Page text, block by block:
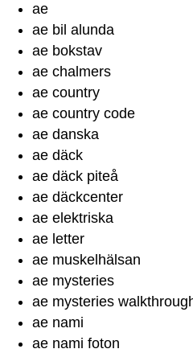
ae
ae bil alunda
ae bokstav
ae chalmers
ae country
ae country code
ae danska
ae däck
ae däck piteå
ae däckcenter
ae elektriska
ae letter
ae muskelhälsan
ae mysteries
ae mysteries
ae nami
ae nami foton